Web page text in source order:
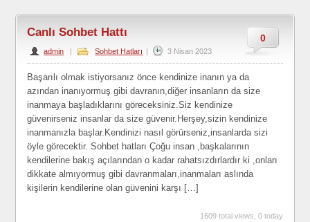
0
Canlı Sohbet Hattı
admin | Sohbet Hatları | 3 Nisan 2023
Başarılı olmak istiyorsanız önce kendinize inanın ya da
azından inanıyormuş gibi davranın,diğer insanların da size
inanmaya başladıklarını göreceksiniz.Siz kendinize
güvenirseniz insanlar da size güvenir.Herşey,sizin kendinize
inanmanızla başlar.Kendinizi nasıl görürseniz,insanlarda sizi
öyle görecektir. Sohbet hatları Çoğu insan ,başkalarının
kendilerine bakış açılarından o kadar rahatsızdırlardır ki ,onları
dikkate almıyormuş gibi davranmaları,inanmaları aslında
kişilerin kendilerine olan güvenini karşı […]
1609 total views, 0 today